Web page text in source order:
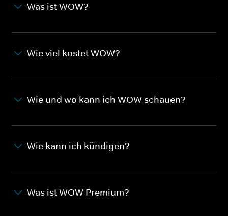
Was ist WOW?
Wie viel kostet WOW?
Wie und wo kann ich WOW schauen?
Wie kann ich kündigen?
Was ist WOW Premium?